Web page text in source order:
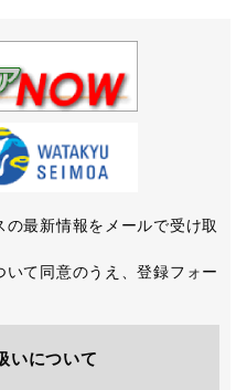
最新情報をメールで受け取
て同意のうえ、登録フォー
いについて